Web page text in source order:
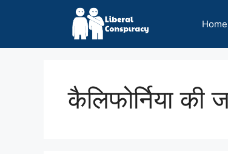
Home
कैलिफोर्निया की